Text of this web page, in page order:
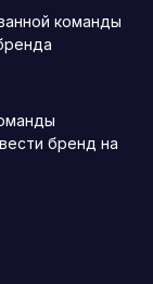
команды
бренд на